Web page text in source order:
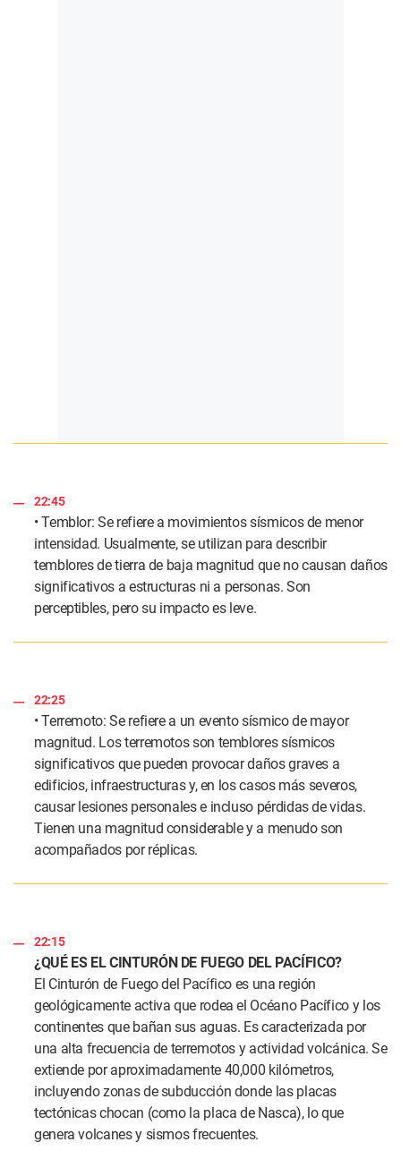
22:45
• Temblor: Se refiere a movimientos sísmicos de menor
intensidad. Usualmente, se utilizan para describir
temblores de tierra de baja magnitud que no causan daños
significativos a estructuras ni a personas. Son
perceptibles, pero su impacto es leve.
22:25
• Terremoto: Se refiere a un evento sísmico de mayor
magnitud. Los terremotos son temblores sísmicos
significativos que pueden provocar daños graves a
edificios, infraestructuras y, en los casos más severos,
causar lesiones personales e incluso pérdidas de vidas.
Tienen una magnitud considerable y a menudo son
acompañados por réplicas.
22:15
¿QUÉ ES EL CINTURÓN DE FUEGO DEL PACÍFICO?
El Cinturón de Fuego del Pacífico es una región
geológicamente activa que rodea el Océano Pacífico y los
continentes que bañan sus aguas. Es caracterizada por
una alta frecuencia de terremotos y actividad volcánica. Se
extiende por aproximadamente 40,000 kilómetros,
incluyendo zonas de subducción donde las placas
tectónicas chocan (como la placa de Nasca), lo que
genera volcanes y sismos frecuentes.